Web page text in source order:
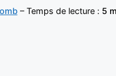
– Temps de lecture : 5